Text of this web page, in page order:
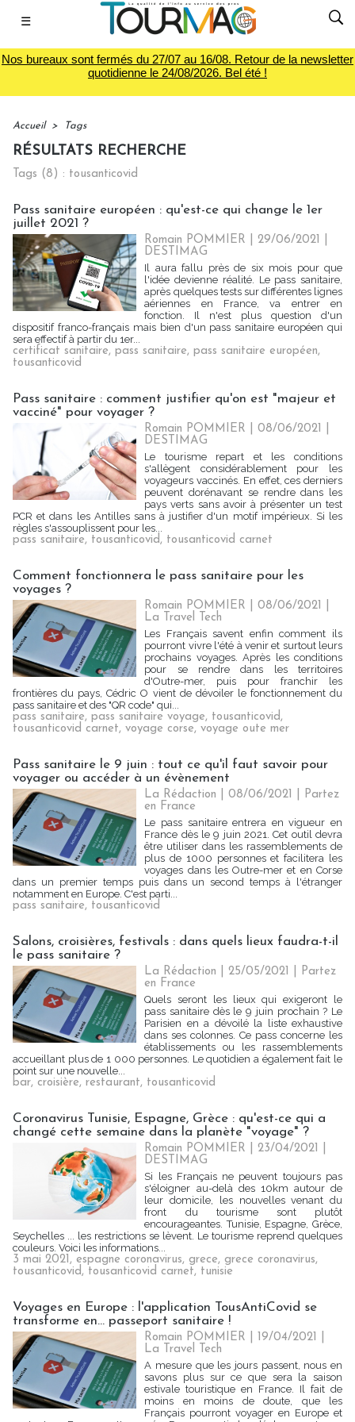
☰
Nos bureaux sont fermés du 27/07 au 16/08. Retour de la newsletter
quotidienne le 24/08/2026. Bel été !
Accueil > Tags
RÉSULTATS RECHERCHE
Tags (8) : tousanticovid
Pass sanitaire européen : qu'est-ce qui change le 1er
juillet 2021 ?
Romain POMMIER | 29/06/2021
DESTIMAG
Il aura fallu près de six mois pour que
l'idée devienne réalité. Le pass sanitaire,
après quelques tests sur différentes lignes
aériennes en France, va entrer en
fonction. Il n'est plus question d'un
dispositif franco-français mais bien d'un pass sanitaire européen qui
sera effectif à partir du 1er...
certificat sanitaire, pass sanitaire, pass sanitaire européen,
tousanticovid
Pass sanitaire : comment justifier qu'on est "majeur et
vacciné" pour voyager ?
Romain POMMIER | 08/06/2021
DESTIMAG
Le tourisme repart et les conditions
s'allègent considérablement pour les
voyageurs vaccinés. En effet, ces derniers
peuvent dorénavant se rendre dans les
pays verts sans avoir à présenter un test
PCR et dans les Antilles sans à justifier d'un motif impérieux. Si les
règles s'assouplissent pour les...
pass sanitaire, tousanticovid, tousanticovid carnet
Comment fonctionnera le pass sanitaire pour les
voyages ?
Romain POMMIER | 08/06/2021
La Travel Tech
Les Français savent enfin comment ils
pourront vivre l'été à venir et surtout leurs
prochains voyages. Après les conditions
pour se rendre dans les territoires
d'Outre-mer, puis pour franchir les
frontières du pays, Cédric O vient de dévoiler le fonctionnement du
pass sanitaire et des "QR code" qui...
pass sanitaire, pass sanitaire voyage, tousanticovid,
tousanticovid carnet, voyage corse, voyage oute mer
Pass sanitaire le 9 juin : tout ce qu'il faut savoir pour
voyager ou accéder à un évènement
La Rédaction | 08/06/2021
Partez
en France
Le pass sanitaire entrera en vigueur en
France dès le 9 juin 2021. Cet outil devra
être utiliser dans les rassemblements de
plus de 1000 personnes et facilitera les
voyages dans les Outre-mer et en Corse
dans un premier temps puis dans un second temps à l'étranger
notamment en Europe. C'est parti...
pass sanitaire, tousanticovid
Salons, croisières, festivals : dans quels lieux faudra-t-il
le pass sanitaire ?
La Rédaction | 25/05/2021
Partez
en France
Quels seront les lieux qui exigeront le
pass sanitaire dès le 9 juin prochain ? Le
Parisien en a dévoilé la liste exhaustive
dans ses colonnes. Ce pass concerne les
établissements ou les rassemblements
accueillant plus de 1 000 personnes. Le quotidien a également fait le
point sur une nouvelle...
bar, croisière, restaurant, tousanticovid
Coronavirus Tunisie, Espagne, Grèce : qu'est-ce qui a
changé cette semaine dans la planète "voyage" ?
Romain POMMIER | 23/04/2021
DESTIMAG
Si les Français ne peuvent toujours pas
s'éloigner au-delà des 10km autour de
leur domicile, les nouvelles venant du
front du tourisme sont plutôt
encourageantes. Tunisie, Espagne, Grèce,
Seychelles ... les restrictions se lèvent. Le tourisme reprend quelques
couleurs. Voici les informations...
3 mai 2021, espagne coronavirus, grece, grece coronavirus,
tousanticovid, tousanticovid carnet, tunisie
Voyages en Europe : l'application TousAntiCovid se
transforme en... passeport sanitaire !
Romain POMMIER | 19/04/2021
La Travel Tech
A mesure que les jours passent, nous en
savons plus sur ce que sera la saison
estivale touristique en France. Il fait de
moins en moins de doute, que les
Français pourront voyager en Europe et